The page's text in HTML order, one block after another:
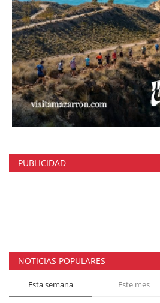
PUBLICIDAD
NOTICIAS POPULARES
Esta semana Este mes